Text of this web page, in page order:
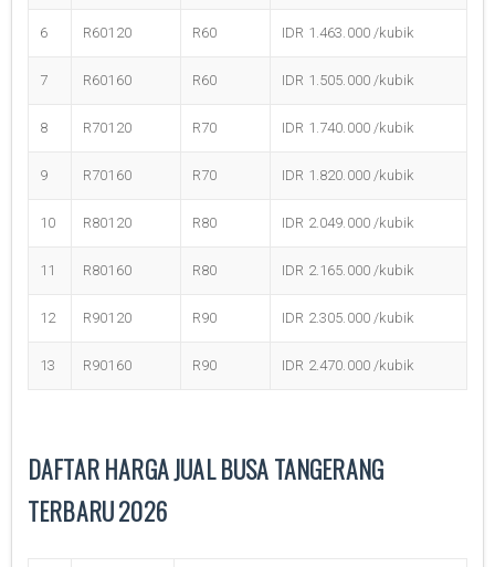
6 R60120 R60 IDR 1.463.000 /kubik
7 R60160 R60 IDR 1.505.000 /kubik
8 R70120 R70 IDR 1.740.000 /kubik
9 R70160 R70 IDR 1.820.000 /kubik
10 R80120 R80 IDR 2.049.000 /kubik
11 R80160 R80 IDR 2.165.000 /kubik
12 R90120 R90 IDR 2.305.000 /kubik
13 R90160 R90 IDR 2.470.000 /kubik
DAFTAR HARGA JUAL BUSA TANGERANG
TERBARU 2026